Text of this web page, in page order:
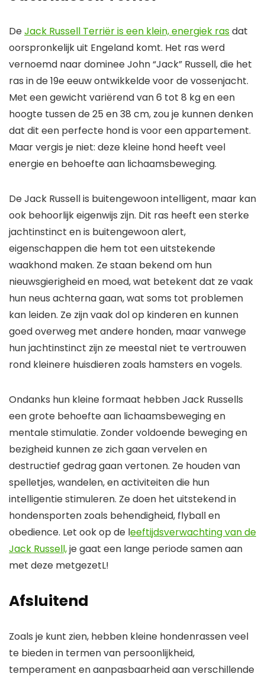
DeJack Russell Terriër is een klein, energiek rasdat
oorspronkelijk uit Engeland komt. Het ras werd
vernoemd naar dominee John “Jack” Russell, die het
ras in de 19e eeuw ontwikkelde voor de vossenjacht.
Met een gewicht variërend van 6 tot 8 kg en een
hoogte tussen de 25 en 38 cm, zou je kunnen denken
dat dit een perfecte hond is voor een appartement.
Maar vergis je niet: deze kleine hond heeft veel
energie en behoefte aan lichaamsbeweging.
De Jack Russell is buitengewoon intelligent, maar kan
ook behoorlijk eigenwijs zijn. Dit ras heeft een sterke
jachtinstinct en is buitengewoon alert,
eigenschappen die hem tot een uitstekende
waakhond maken. Ze staan bekend om hun
nieuwsgierigheid en moed, wat betekent dat ze vaak
hun neus achterna gaan, wat soms tot problemen
kan leiden. Ze zijn vaak dol op kinderen en kunnen
goed overweg met andere honden, maar vanwege
hun jachtinstinct zijn ze meestal niet te vertrouwen
rond kleinere huisdieren zoals hamsters en vogels.
Ondanks hun kleine formaat hebben Jack Russells
een grote behoefte aan lichaamsbeweging en
mentale stimulatie. Zonder voldoende beweging en
bezigheid kunnen ze zich gaan vervelen en
destructief gedrag gaan vertonen. Ze houden van
spelletjes, wandelen, en activiteiten die hun
intelligentie stimuleren. Ze doen het uitstekend in
hondensporten zoals behendigheid, flyball en
obedience. Let ook op de leeftijdsverwachting van de
Jack Russell,je gaat een lange periode samen aan
met deze metgezetL!
Afsluitend
Zoals je kunt zien, hebben kleine hondenrassen veel
te bieden in termen van persoonlijkheid,
temperament en aanpasbaarheid aan verschillende